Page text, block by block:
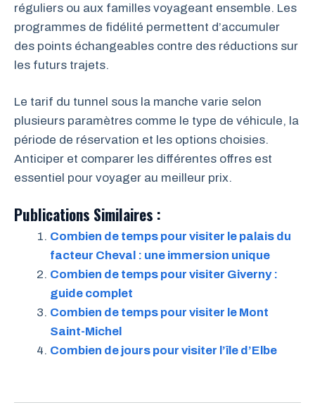
réguliers ou aux familles voyageant ensemble. Les
programmes de fidélité permettent d’accumuler
des points échangeables contre des réductions sur
les futurs trajets.
Le tarif du tunnel sous la manche varie selon
plusieurs paramètres comme le type de véhicule, la
période de réservation et les options choisies.
Anticiper et comparer les différentes offres est
essentiel pour voyager au meilleur prix.
Publications Similaires :
Combien de temps pour visiter le palais du
facteur Cheval : une immersion unique
Combien de temps pour visiter Giverny :
guide complet
Combien de temps pour visiter le Mont
Saint-Michel
Combien de jours pour visiter l’île d’Elbe